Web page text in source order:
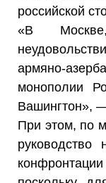
российской
«В
армяно-
монополии
Вашингтон»,
При этом, по
руководство